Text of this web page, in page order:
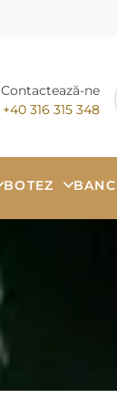
Contactează-ne
+40 316 315 348
BOTEZ